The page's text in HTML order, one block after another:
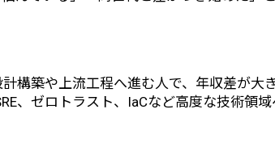
構築や上流工程へ進む人で、年収差が大
、ゼロトラスト、IaCなど高度な技術領